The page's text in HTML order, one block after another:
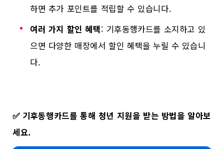
하면 추가 포인트를 적립할 수 있습니다.
여러 가지 할인 혜택: 기후동행카드를 소지하고 있
으면 다양한 매장에서 할인 혜택을 누릴 수 있습니
다.
✅ 기후동행카드를 통해 청년 지원을 받는 방법을 알아보
세요.